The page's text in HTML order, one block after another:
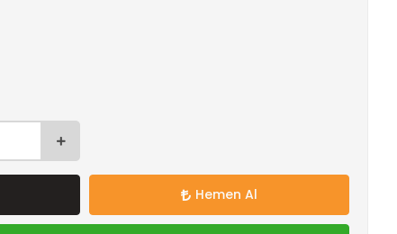
Hemen Al